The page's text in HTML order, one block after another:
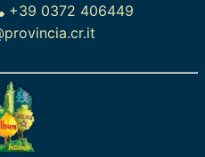
+39 0372 406449